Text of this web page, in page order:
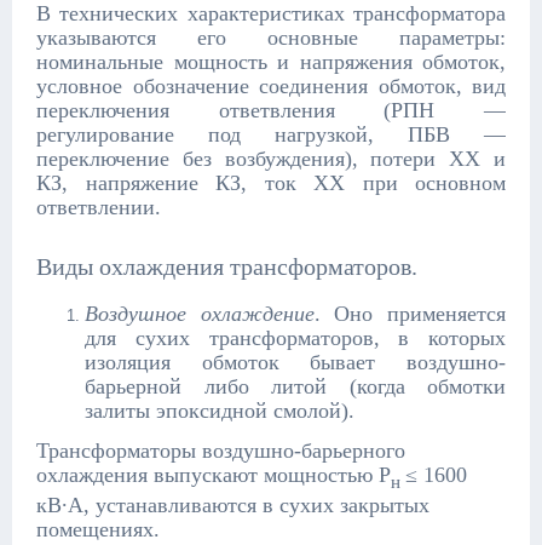
В технических характеристиках трансформатора
указываются его основные параметры:
номинальные мощность и напряжения обмоток,
условное обозначение соединения обмоток, вид
переключения ответвления (РПН —
регулирование под нагрузкой, ПБВ —
переключение без возбуждения), потери ХХ и
КЗ, напряжение КЗ, ток ХХ при основном
ответвлении.
Виды охлаждения трансформаторов.
Воздушное охлаждение. Оно применяется
для сухих трансформаторов, в которых
изоляция обмоток бывает воздушно-
барьерной либо литой (когда обмотки
залиты эпоксидной смолой).
Трансформаторы воздушно-барьерного
охлаждения выпускают мощностью Рн ≤ 1600
кВ∙А, устанавливаются в сухих закрытых
помещениях.